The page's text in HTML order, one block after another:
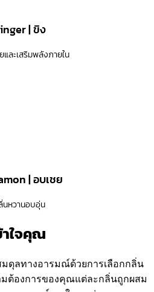
| ขิง
และเสริมพลังภายใน
| อบเชย
นหวานอบอุ่น
ใจคุณ
มดุลทางอารมณ์ด้วยการเลือกกลิ่น
ต้องการของคุณแต่ละกลิ่นถูกผสม